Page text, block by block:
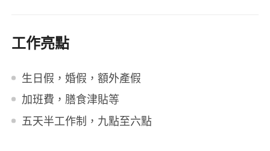
工作亮點
生日假，婚假，額外產假
加班費，膳食津貼等
五天半工作制，九點至六點